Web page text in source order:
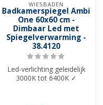
WIESBADEN
Badkamerspiegel Ambi
One 60x60 cm -
Dimbaar Led met
Spiegelverwarming -
38.4120
Led-verlichting geleidelijk
3000K tot 6400K ✓